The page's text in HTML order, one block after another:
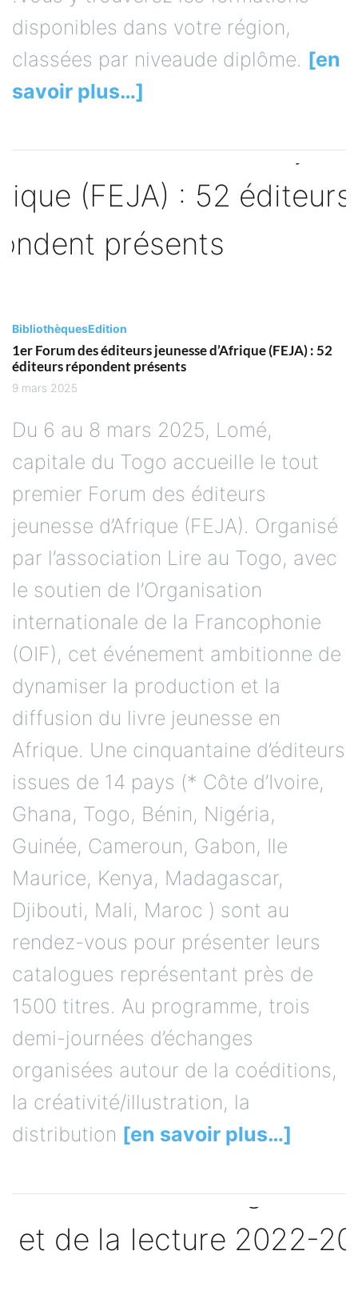
disponibles dans votre région,
classées par niveaude diplôme. [en
savoir plus…]
BibliothèquesEdition
1er Forum des éditeurs jeunesse d’Afrique (FEJA) : 52
éditeurs répondent présents
9 mars 2025
Du 6 au 8 mars 2025, Lomé,
capitale du Togo accueille le tout
premier Forum des éditeurs
jeunesse d’Afrique (FEJA). Organisé
par l’association Lire au Togo, avec
le soutien de l’Organisation
internationale de la Francophonie
(OIF), cet événement ambitionne de
dynamiser la production et la
diffusion du livre jeunesse en
Afrique. Une cinquantaine d’éditeurs
issues de 14 pays (* Côte d’Ivoire,
Ghana, Togo, Bénin, Nigéria,
Guinée, Cameroun, Gabon, Ile
Maurice, Kenya, Madagascar,
Djibouti, Mali, Maroc ) sont au
rendez-vous pour présenter leurs
catalogues représentant près de
1500 titres. Au programme, trois
demi-journées d’échanges
organisées autour de la coéditions,
la créativité/illustration, la
distribution [en savoir plus…]